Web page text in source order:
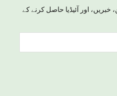
اور آئیڈیا حاصل کرنے کے